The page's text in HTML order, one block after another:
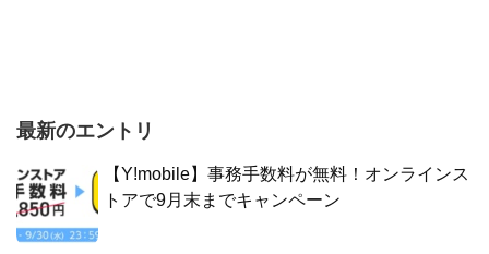
最新のエントリ
【Y!mobile】事務手数料が無料！オンラインス
トアで9月末までキャンペーン